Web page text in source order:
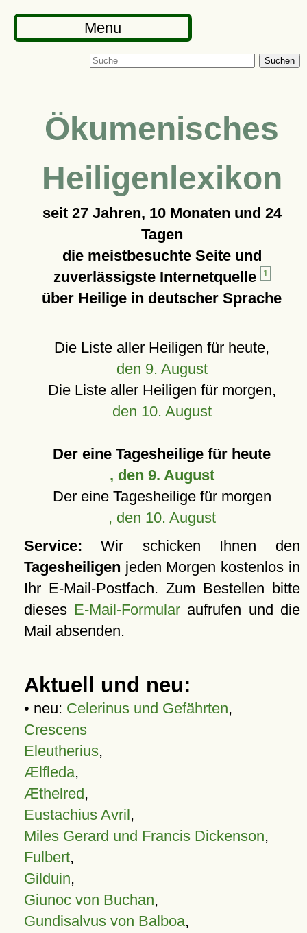
Menu
Suchen
Ökumenisches
Heiligenlexikon
seit 27 Jahren, 10 Monaten und 24
Tagen
die meistbesuchte Seite und
zuverlässigste Internetquelle
1
über Heilige in deutscher Sprache
Die Liste aller Heiligen für heute,
den 9. August
Die Liste aller Heiligen für morgen,
den 10. August
Der eine Tagesheilige für heute
, den 9. August
Der eine Tagesheilige für morgen
, den 10. August
Service: Wir schicken Ihnen den
Tagesheiligen jeden Morgen kostenlos in
Ihr E-Mail-Postfach. Zum Bestellen bitte
dieses E-Mail-Formular aufrufen und die
Mail absenden.
Aktuell und neu:
• neu: Celerinus und Gefährten,
Crescens
Eleutherius,
Ælfleda,
Æthelred,
Eustachius Avril,
Miles Gerard und Francis Dickenson,
Fulbert,
Gilduin,
Giunoc von Buchan,
Gundisalvus von Balboa,